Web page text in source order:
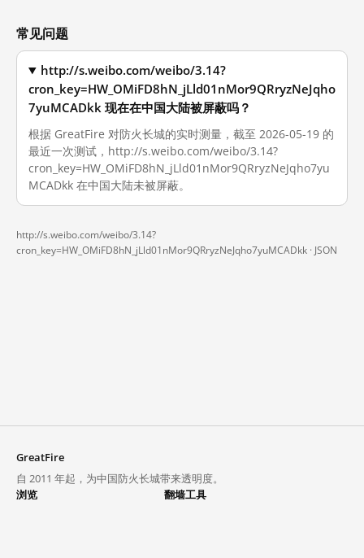
常见问题
http://s.weibo.com/weibo/3.14?
cron_key=HW_OMiFD8hN_jLld01nMor9QRryzNeJqho
7yuMCADkk 现在在中国大陆被屏蔽吗？
根据 GreatFire 对防火长城的实时测量，截至 2026-05-19 的
最近一次测试，http://s.weibo.com/weibo/3.14?
cron_key=HW_OMiFD8hN_jLld01nMor9QRryzNeJqho7yu
MCADkk 在中国大陆未被屏蔽。
http://s.weibo.com/weibo/3.14?
cron_key=HW_OMiFD8hN_jLld01nMor9QRryzNeJqho7yuMCADkk · JSON
GreatFire
自 2011 年起，为中国防火长城带来透明度。
浏览
翻墙工具